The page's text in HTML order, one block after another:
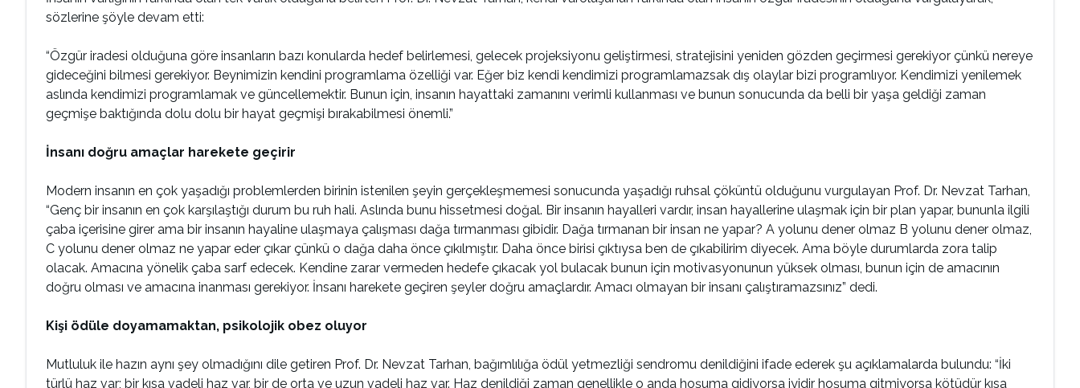
sözlerine şöyle devam etti:
“Özgür iradesi olduğuna göre insanların bazı konularda hedef belirlemesi, gelecek projeksiyonu geliştirmesi, stratejisini yeniden gözden geçirmesi gerekiyor çünkü nereye
gideceğini bilmesi gerekiyor. Beynimizin kendini programlama özelliği var. Eğer biz kendi kendimizi programlamazsak dış olaylar bizi programlıyor. Kendimizi yenilemek
aslında kendimizi programlamak ve güncellemektir. Bunun için, insanın hayattaki zamanını verimli kullanması ve bunun sonucunda da belli bir yaşa geldiği zaman
geçmişe baktığında dolu dolu bir hayat geçmişi bırakabilmesi önemli.”
İnsanı doğru amaçlar harekete geçirir
Modern insanın en çok yaşadığı problemlerden birinin istenilen şeyin gerçekleşmemesi sonucunda yaşadığı ruhsal çöküntü olduğunu vurgulayan Prof. Dr. Nevzat Tarhan,
“Genç bir insanın en çok karşılaştığı durum bu ruh hali. Aslında bunu hissetmesi doğal. Bir insanın hayalleri vardır, insan hayallerine ulaşmak için bir plan yapar, bununla ilgili
çaba içerisine girer ama bir insanın hayaline ulaşmaya çalışması dağa tırmanması gibidir. Dağa tırmanan bir insan ne yapar? A yolunu dener olmaz B yolunu dener olmaz,
C yolunu dener olmaz ne yapar eder çıkar çünkü o dağa daha önce çıkılmıştır. Daha önce birisi çıktıysa ben de çıkabilirim diyecek. Ama böyle durumlarda zora talip
olacak. Amacına yönelik çaba sarf edecek. Kendine zarar vermeden hedefe çıkacak yol bulacak bunun için motivasyonunun yüksek olması, bunun için de amacının
doğru olması ve amacına inanması gerekiyor. İnsanı harekete geçiren şeyler doğru amaçlardır. Amacı olmayan bir insanı çalıştıramazsınız” dedi.
Kişi ödüle doyamamaktan, psikolojik obez oluyor
Mutluluk ile hazın aynı şey olmadığını dile getiren Prof. Dr. Nevzat Tarhan, bağımlılığa ödül yetmezliği sendromu denildiğini ifade ederek şu açıklamalarda bulundu: “İki
türlü haz var; bir kısa vadeli haz var, bir de orta ve uzun vadeli haz var. Haz denildiği zaman genellikle o anda hoşuma gidiyorsa iyidir hoşuma gitmiyorsa kötüdür kısa